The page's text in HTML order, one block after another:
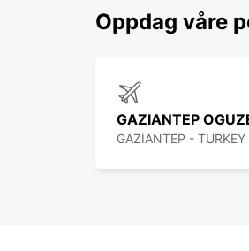
Oppdag våre
GAZIANTEP - TURKEY